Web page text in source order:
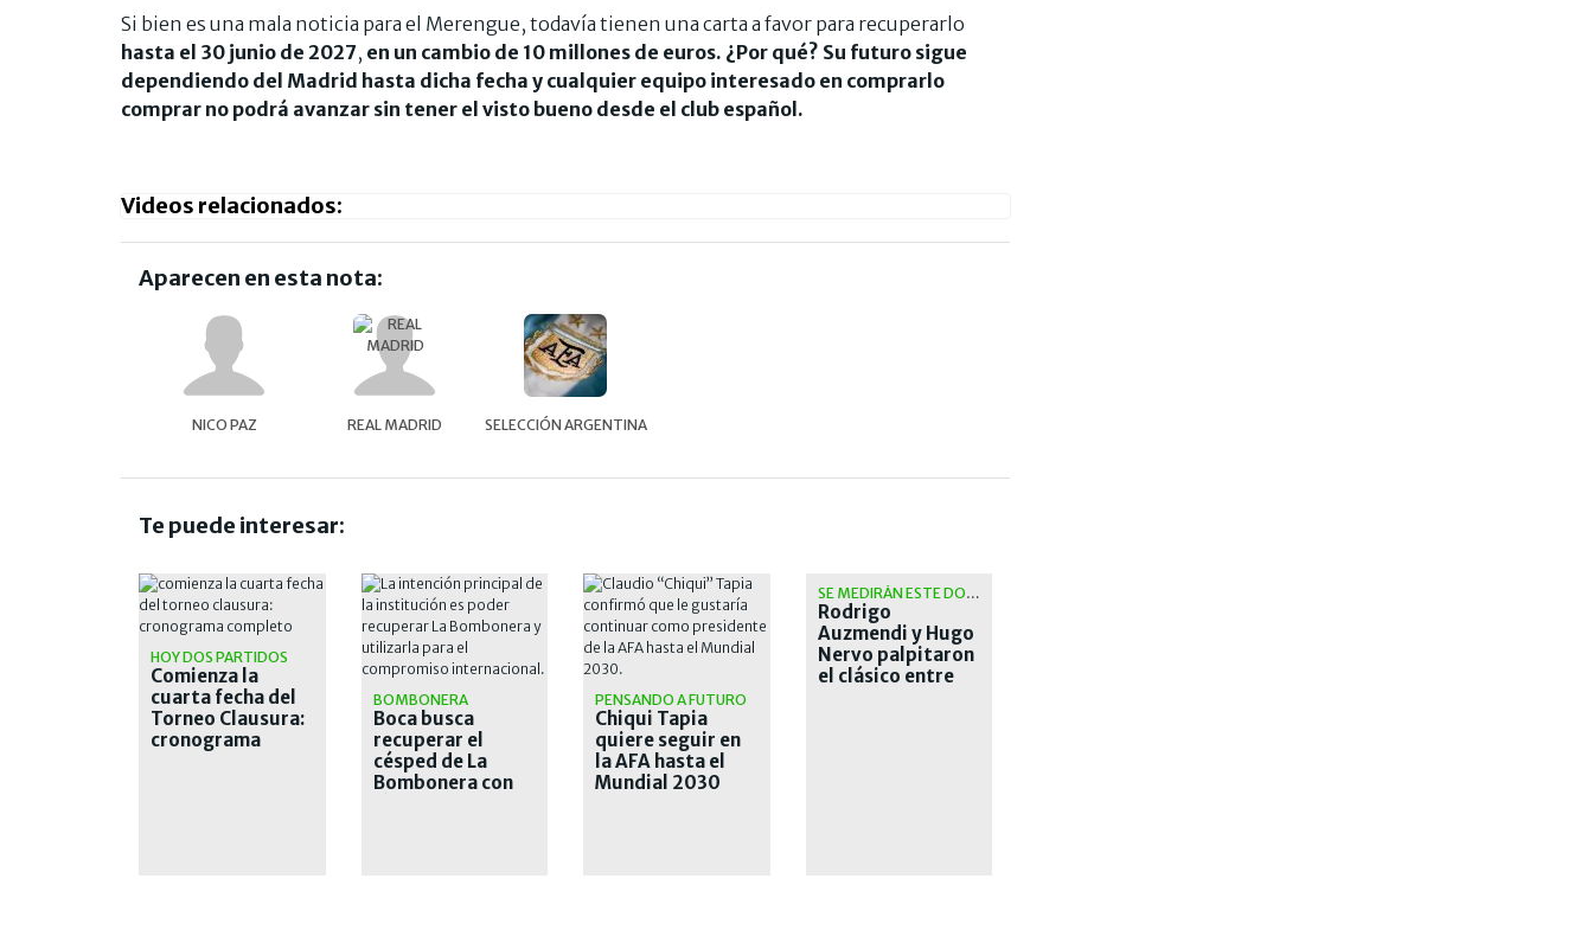
Si bien es una mala noticia para el Merengue, todavía tienen una carta a favor para recuperarlo
hasta el 30 junio de 2027, en un cambio de 10 millones de euros. ¿Por qué? Su futuro sigue
dependiendo del Madrid hasta dicha fecha y cualquier equipo interesado en comprarlo
comprar no podrá avanzar sin tener el visto bueno desde el club español.
Videos relacionados:
Aparecen en esta nota:
NICO PAZ REAL MADRID SELECCIÓN ARGENTINA
Te puede interesar:
HOY DOS PARTIDOS
Comienza la
cuarta fecha del
Torneo Clausura:
cronograma
BOMBONERA
Boca busca
recuperar el
césped de La
Bombonera con
PENSANDO A FUTURO
Chiqui Tapia
quiere seguir en
la AFA hasta el
Mundial 2030
SE MEDIRÁN ESTE DOMINGO
Rodrigo
Auzmendi y Hugo
Nervo palpitaron
el clásico entre